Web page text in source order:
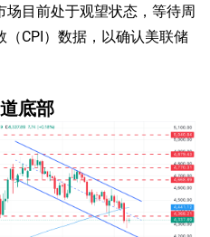
目前处于观望状态，等待周
CPI）数据，以确认美联储
底部